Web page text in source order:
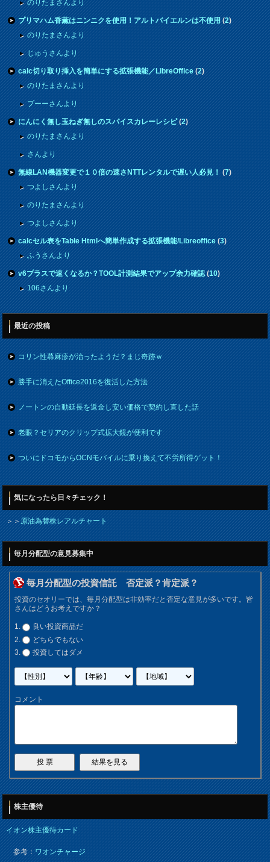
のりたまさんより
プリマハム香薫はニンニクを使用！アルトバイエルンは不使用(2)
のりたまさんより
じゅうさんより
calc切り取り挿入を簡単にする拡張機能／LibreOffice(2)
のりたまさんより
プーーさんより
にんにく無し玉ねぎ無しのスパイスカレーレシピ(2)
のりたまさんより
さんより
無線LAN機器変更で１０倍の速さNTTレンタルで遅い人必見！(7)
つよしさんより
のりたまさんより
つよしさんより
calcセル表をTable Htmlへ簡単作成する拡張機能/Libreoffice(3)
ふうさんより
v6プラスで速くなるか？TOOL計測結果でアップ余力確認(10)
106さんより
最近の投稿
コリン性蕁麻疹が治ったようだ？まじ奇跡ｗ
勝手に消えたOffice2016を復活した方法
ノートンの自動延長を返金し安い価格で契約し直した話
老眼？セリアのクリップ式拡大鏡が便利です
ついにドコモからOCNモバイルに乗り換えて不労所得ゲット！
気になったら日々チェック！
＞＞原油為替株レアルチャート
毎月分配型の意見募集中
毎月分配型の投資信託 否定派？肯定派？
投資のセオリーでは、毎月分配型は非効率だと否定な意見が多いです。皆
さんはどうお考えですか？
良い投資商品だ
どちらでもない
投資してはダメ
コメント
株主優待
イオン株主優待カード
参考：ワオンチャージ